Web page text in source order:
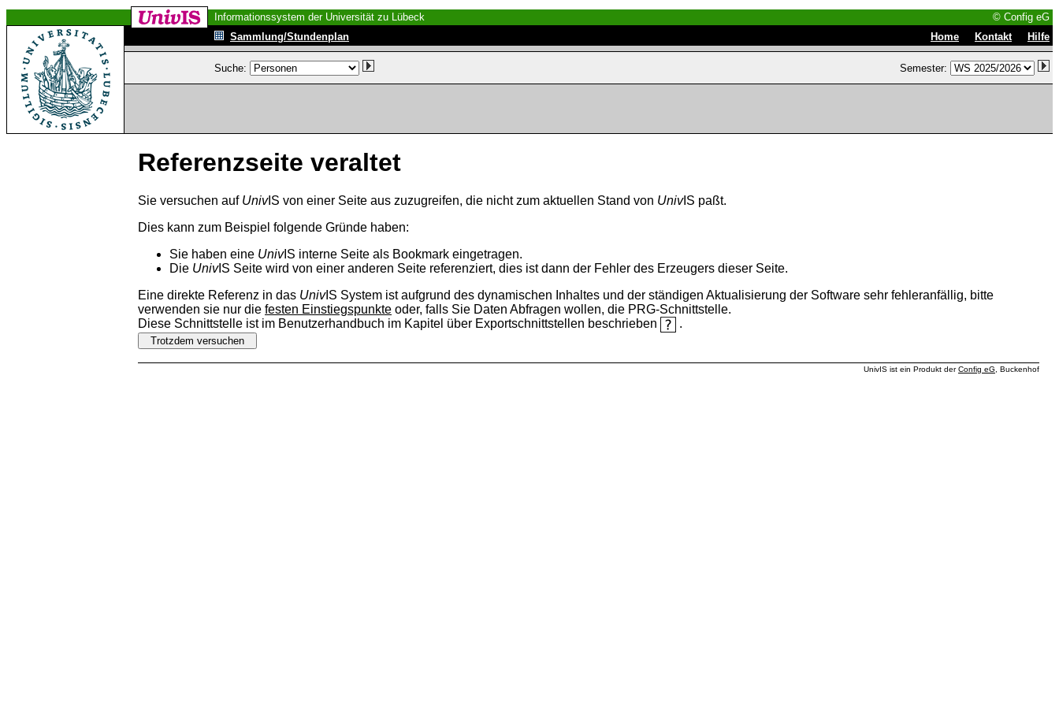
Informationssystem der Universität zu Lübeck
© Config eG
Sammlung/Stundenplan
Home Kontakt Hilfe
Suche: Semester:
Referenzseite veraltet
Sie versuchen auf UnivIS von einer Seite aus zuzugreifen, die nicht zum aktuellen Stand von UnivIS paßt.
Dies kann zum Beispiel folgende Gründe haben:
Sie haben eine UnivIS interne Seite als Bookmark eingetragen.
Die UnivIS Seite wird von einer anderen Seite referenziert, dies ist dann der Fehler des Erzeugers dieser Seite.
Eine direkte Referenz in das UnivIS System ist aufgrund des dynamischen Inhaltes und der ständigen Aktualisierung der Software sehr fehleranfällig, bitte
verwenden sie nur die festen Einstiegspunkte oder, falls Sie Daten Abfragen wollen, die PRG-Schnittstelle.
Diese Schnittstelle ist im Benutzerhandbuch im Kapitel über Exportschnittstellen beschrieben
.
UnivIS ist ein Produkt derConfig eG , Buckenhof